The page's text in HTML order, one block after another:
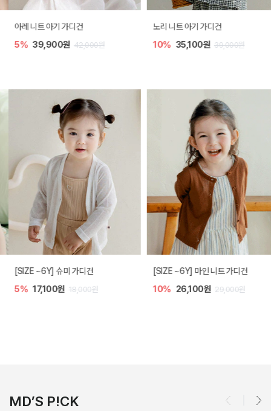
아레 니트 아기 가디건
5% 39,900원 42,000원
노리 니트 아기 가디건
10% 35,100원 39,000원
[SIZE ~6Y] 슈미 가디건
5% 17,100원 18,000원
[SIZE ~6Y] 마인 니트 가디건
10% 26,100원 29,000원
MD’S P!CK